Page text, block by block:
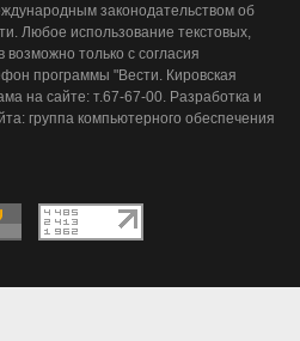
законодательством об
Любое использование текстовых,
только с согласия
программы "Вести. Кировская
на сайте: т.67-67-00. Разработка и
группа компьютерного обеспечения